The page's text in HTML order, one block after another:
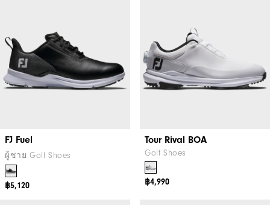
FJ Fuel
ผู้ชาย Golf Shoes
฿5,120
Tour Rival BOA
Golf Shoes
฿4,990